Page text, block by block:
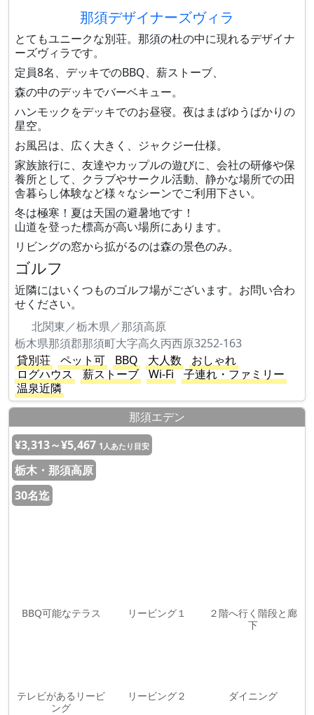
那須デザイナーズヴィラ
とてもユニークな別荘。那須の杜の中に現れるデザイナ
ーズヴィラです。
定員8名、デッキでのBBQ、薪ストーブ、
森の中のデッキでバーベキュー。
ハンモックをデッキでのお昼寝。夜はまばゆうばかりの
星空。
お風呂は、広く大きく、ジャクジー仕様。
家族旅行に、友達やカップルの遊びに、会社の研修や保
養所として、クラブやサークル活動、静かな場所での田
舎暮らし体験など様々なシーンでご利用下さい。
冬は極寒！夏は天国の避暑地です！
山道を登った標高が高い場所にあります。
リビングの窓から拡がるのは森の景色のみ。
ゴルフ
近隣にはいくつものゴルフ場がございます。お問い合わ
せください。
北関東／栃木県／那須高原
栃木県那須郡那須町大字高久丙西原3252-163
貸別荘
ペット可 BBQ 大人数
おしゃれ
ログハウス
薪ストーブ Wi-Fi
子連れ・ファミリー
温泉近隣
那須エデン
¥3,313～¥5,467 1人あたり目安
栃木・那須高原
30名迄
BBQ可能なテラス リービング１
２階へ行く階段と廊
下
テレビがあるリービ
ング
リービング２ ダイニング